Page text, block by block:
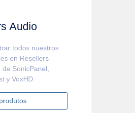
Audio
todos nuestros
en Resellers
SonicPanel,
y VoxHD.